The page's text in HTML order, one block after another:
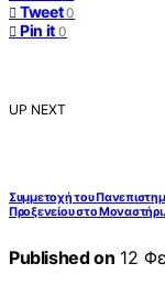
Tweet 0
Pin it 0
UP NEXT
Συμμετοχή του
Προξενείου στο Μοναστήρι.
Published on 12